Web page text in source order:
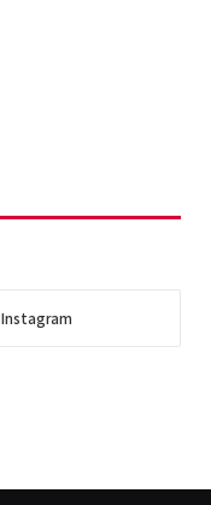
Instagram